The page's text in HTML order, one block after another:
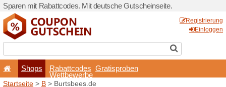
Sparen mit Rabattcodes.